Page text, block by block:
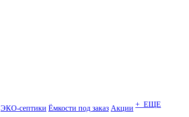
ЭКО-септики Ёмкости под заказ Акции + ЕЩЕ